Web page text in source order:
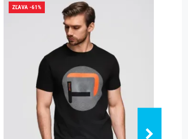
ZĽAVA -61%